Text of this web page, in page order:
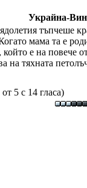
Украйна-
тъпчеше
мама та е
е на повече
на тяхната
5 с 14 гласа)